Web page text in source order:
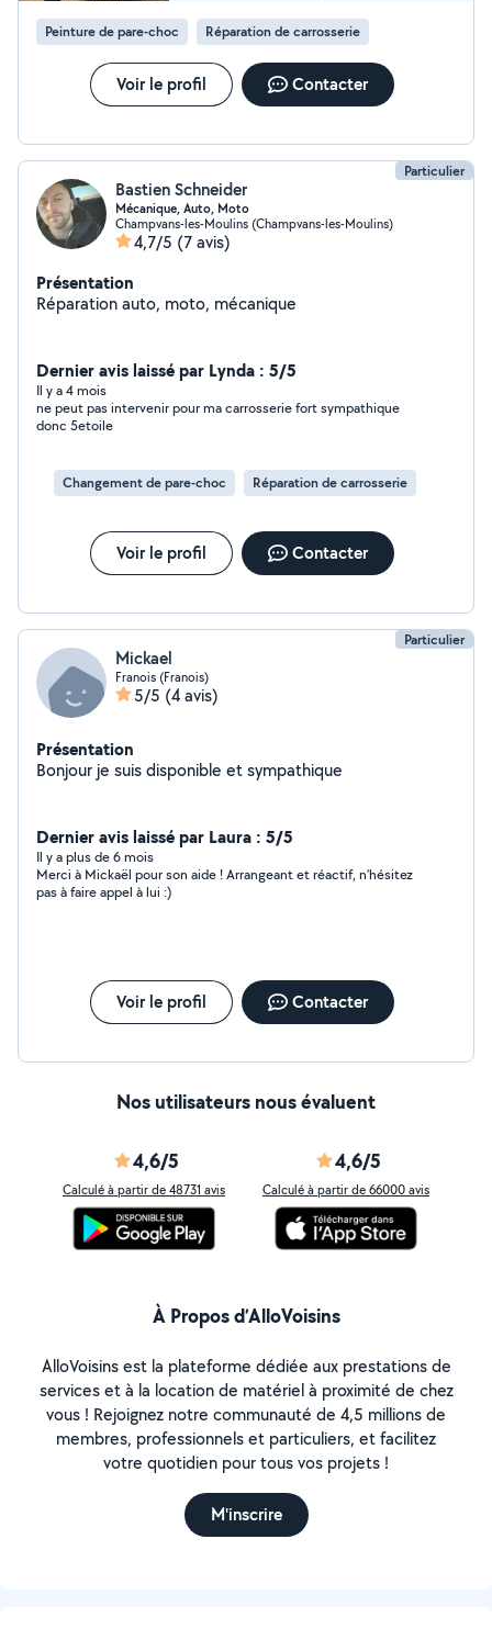
Peinture de pare-choc Réparation de carrosserie
Voir le profil Contacter
Particulier
Bastien Schneider
Mécanique, Auto, Moto
Champvans-les-Moulins (Champvans-les-Moulins)
4,7/5 (7 avis)
Présentation
Réparation auto, moto, mécanique
Dernier avis laissé par Lynda : 5/5
Il y a 4 mois
ne peut pas intervenir pour ma carrosserie fort sympathique
donc 5etoile
Changement de pare-choc Réparation de carrosserie
Voir le profil Contacter
Particulier
Mickael
Franois (Franois)
5/5 (4 avis)
Présentation
Bonjour je suis disponible et sympathique
Dernier avis laissé par Laura : 5/5
Il y a plus de 6 mois
Merci à Mickaël pour son aide ! Arrangeant et réactif, n’hésitez
pas à faire appel à lui :)
Voir le profil Contacter
Nos utilisateurs nous évaluent
4,6/5
Calculé à partir de 48731 avis
4,6/5
Calculé à partir de 66000 avis
À Propos d’AlloVoisins
AlloVoisins est la plateforme dédiée aux prestations de
services et à la location de matériel à proximité de chez
vous ! Rejoignez notre communauté de 4,5 millions de
membres, professionnels et particuliers, et facilitez
votre quotidien pour tous vos projets !
M'inscrire